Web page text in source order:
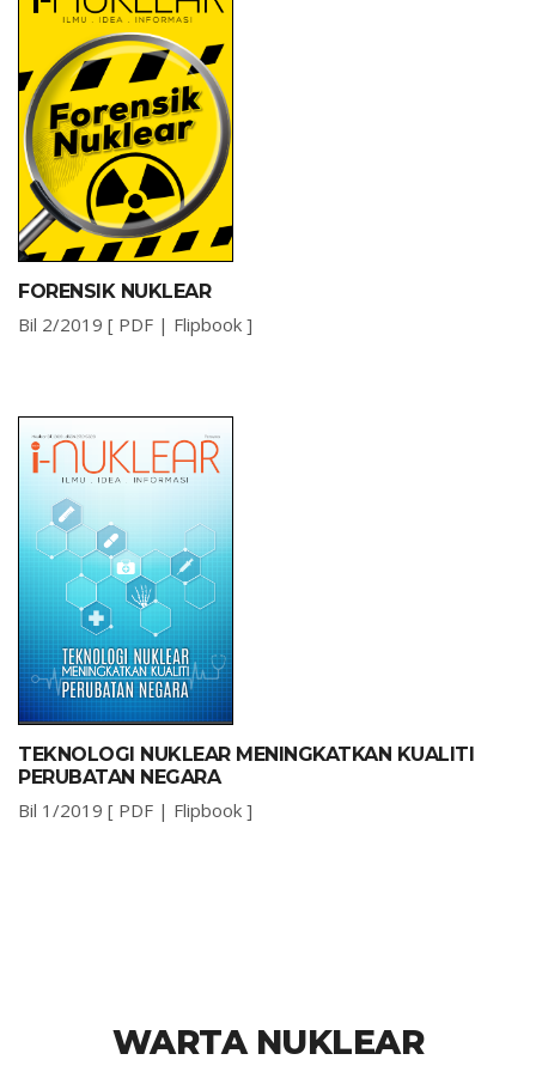
FORENSIK NUKLEAR
Bil 2/2019 [ PDF | Flipbook ]
TEKNOLOGI NUKLEAR MENINGKATKAN KUALITI
PERUBATAN NEGARA
Bil 1/2019 [ PDF | Flipbook ]
WARTA NUKLEAR